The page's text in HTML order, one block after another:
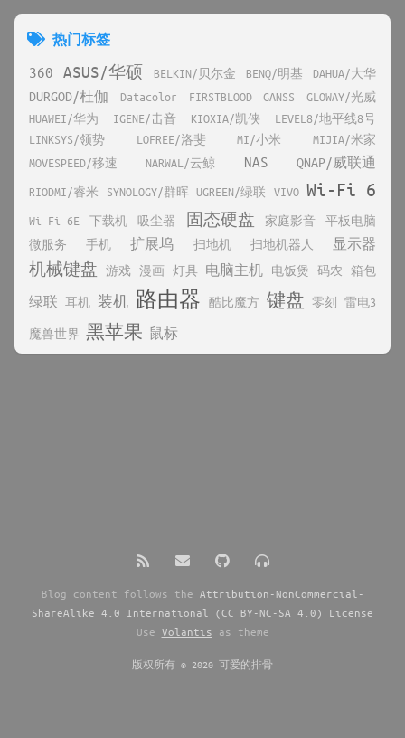
热门标签
360 ASUS/华硕 BELKIN/贝尔金 BENQ/明基 DAHUA/大华
DURGOD/杜伽 Datacolor FIRSTBLOOD GANSS
GLOWAY/光威
HUAWEI/华为
IGENE/击音 KIOXIA/凯侠
LEVEL8/地平线8号
LINKSYS/领势
LOFREE/洛斐 MI/小米
MIJIA/米家
MOVESPEED/移速
NARWAL/云鲸 NAS QNAP/威联通
RIODMI/睿米 SYNOLOGY/群晖 UGREEN/绿联 VIVO Wi-Fi 6
Wi-Fi 6E 下载机 吸尘器 固态硬盘 家庭影音
平板电脑
微服务
手机 扩展坞 扫地机 扫地机器人 显示器
机械键盘 游戏 漫画 灯具 电脑主机 电饭煲 码农 箱包
绿联 耳机 装机 路由器 酷比魔方 键盘 零刻 雷电3
魔兽世界 黑苹果 鼠标
Blog content follows the Attribution-NonCommercial-
ShareAlike 4.0 International (CC BY-NC-SA 4.0) License
Use Volantis as theme
版权所有 © 2020 可爱的排骨